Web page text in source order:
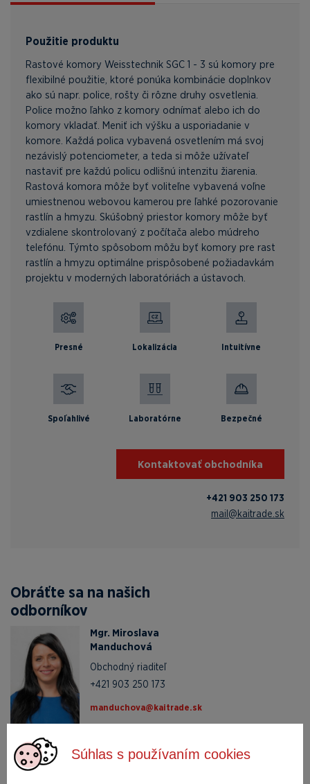
Súhlas s používaním cookies
Použitie produktu
Rastové komory Weisstechnik SGC 1 - 3 sú komory pre
flexibilné použitie, ktoré ponúka kombinácie doplnkov
ako sú napr. police, rošty či rôzne druhy osvetlenia.
Police možno ľahko z komory odnímať alebo ich do
komory vkladať. Meniť ich výšku a usporiadanie v
komore. Každá polica vybavená osvetlením má svoj
nezávislý potenciometer, a teda si môže užívateľ
nastaviť pre každú policu odlišnú intenzitu žiarenia.
Rastová komora môže byť voliteľne vybavená voľne
umiestnenou webovou kamerou pre ľahké pozorovanie
rastlín a hmyzu. Skúšobný priestor komory môže byť
vzdialene skontrolovaný z počítača alebo múdreho
telefónu. Týmto spôsobom môžu byť komory pre rast
rastlín a hmyzu optimálne prispôsobené požiadavkám
projektu v moderných laboratóriách a ústavoch.
Kontaktovať obchodníka
+421 903 250 173
mail@kaitrade.sk
Presné Lokalizácia Intuitívne
Spoľahlivé Laboratórne Bezpečné
Obráťte sa na našich
odborníkov
Mgr. Miroslava
Manduchová
Obchodný riaditeľ
+421 903 250 173
ks.edartiak@avohcudnam
Dopytový
formulár